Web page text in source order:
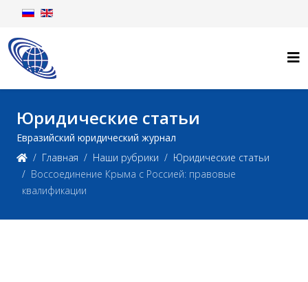
Юридические статьи
Евразийский юридический журнал
Главная
Наши рубрики
Юридические статьи
Воссоединение Крыма с Россией: правовые
квалификации